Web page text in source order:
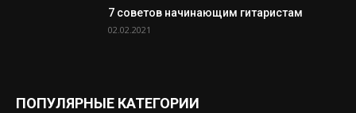
7 советов начинающим гитаристам
02.02.2021
ПОПУЛЯРНЫЕ КАТЕГОРИИ